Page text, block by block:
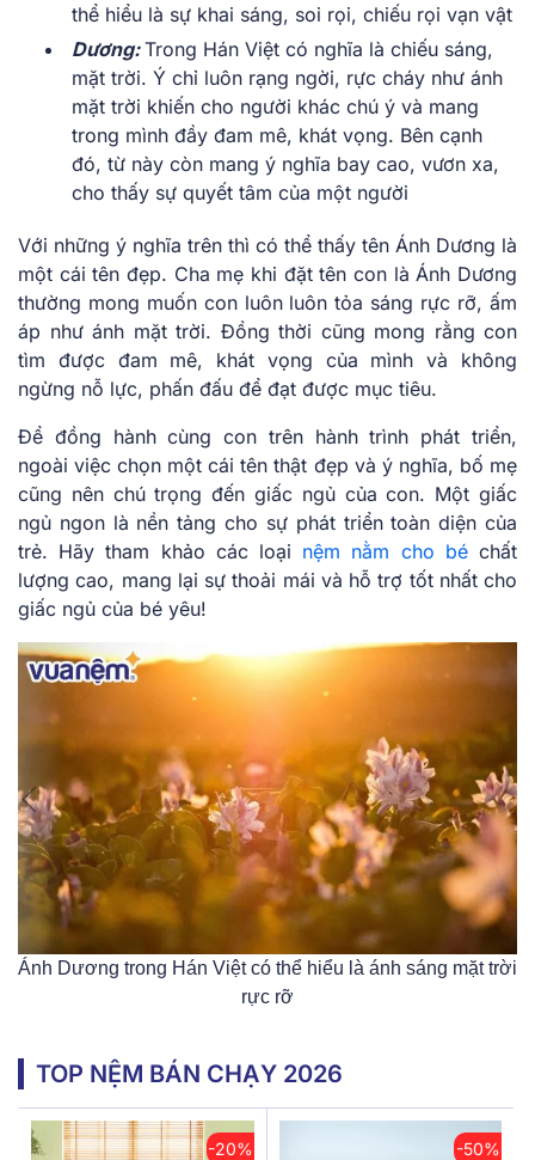
thể hiểu là sự khai sáng, soi rọi, chiếu rọi vạn vật
Dương:Trong Hán Việt có nghĩa là chiếu sáng,
mặt trời. Ý chỉ luôn rạng ngời, rực cháy như ánh
mặt trời khiến cho người khác chú ý và mang
trong mình đầy đam mê, khát vọng. Bên cạnh
đó, từ này còn mang ý nghĩa bay cao, vươn xa,
cho thấy sự quyết tâm của một người
Với những ý nghĩa trên thì có thể thấy tên Ánh Dương là
một cái tên đẹp. Cha mẹ khi đặt tên con là Ánh Dương
thường mong muốn con luôn luôn tỏa sáng rực rỡ, ấm
áp như ánh mặt trời. Đồng thời cũng mong rằng con
tìm được đam mê, khát vọng của mình và không
ngừng nỗ lực, phấn đấu để đạt được mục tiêu.
Để đồng hành cùng con trên hành trình phát triển,
ngoài việc chọn một cái tên thật đẹp và ý nghĩa, bố mẹ
cũng nên chú trọng đến giấc ngủ của con. Một giấc
ngủ ngon là nền tảng cho sự phát triển toàn diện của
trẻ. Hãy tham khảo các loại nệm nằm cho béchất
lượng cao, mang lại sự thoải mái và hỗ trợ tốt nhất cho
giấc ngủ của bé yêu!
Ánh Dương trong Hán Việt có thể hiểu là ánh sáng mặt trời
rực rỡ
TOP NỆM BÁN CHẠY 2026
-20% -50%